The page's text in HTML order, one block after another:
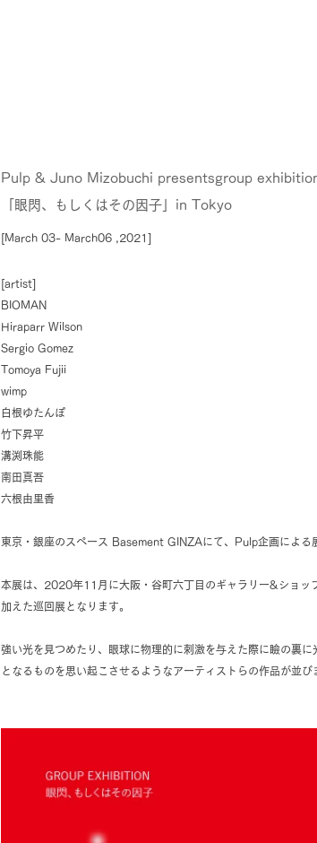
Pulp & Juno Mizobuchi presentsgroup
「眼閃、もしくはその因子」in Tokyo
[March 03- March06 ,2021]
[artist]
BIOMAN
Hiraparr Wilson
Sergio Gomez
Tomoya Fujii
wimp
白根ゆたんぽ
竹下昇平
溝渕珠能
南田真吾
六根由里香
東京・銀座のスペース Basement GINZAにて、Pulp企画による
本展は、2020年11月に大阪・谷町六丁目のギャラリー&ショッ
加えた巡回展となります。
強い光を見つめたり、眼球に物理的に刺激を与えた際に瞼の裏
となるものを思い起こさせるようなアーティストらの作品が並び